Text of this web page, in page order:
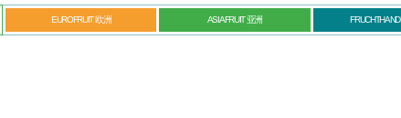
EUROFRUIT 欧洲 ASIAFRUIT 亚洲